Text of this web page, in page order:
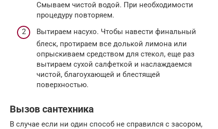
Смываем чистой водой. При необходимости
процедуру повторяем.
Вытираем насухо. Чтобы навести финальный
блеск, протираем все долькой лимона или
опрыскиваем средством для стекол, еще раз
вытираем сухой салфеткой и наслаждаемся
чистой, благоухающей и блестящей
поверхностью.
Вызов сантехника
В случае если ни один способ не справился с засором,